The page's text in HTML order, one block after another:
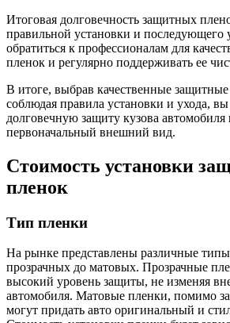
Итоговая долговечность защитных
правильной установки и последующего
обратиться к профессионалам для
пленок и регулярно поддерживать ее
В итоге, выбрав качественные
соблюдая правила установки и ухода, вы
долговечную защиту кузова автомобиля
первоначальный внешний вид.
Стоимость установки
пленок
Тип пленки
На рынке представлены различные
прозрачных до матовых. Прозрачные
высокий уровень защиты, не изменяя
автомобиля. Матовые пленки, помимо
могут придать авто оригинальный и